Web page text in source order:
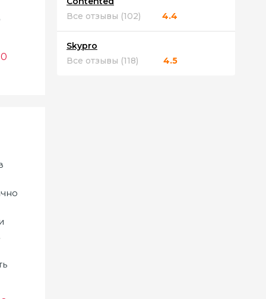
0
Все отзывы (102)
4.4
Skypro
Все отзывы (118)
4.5